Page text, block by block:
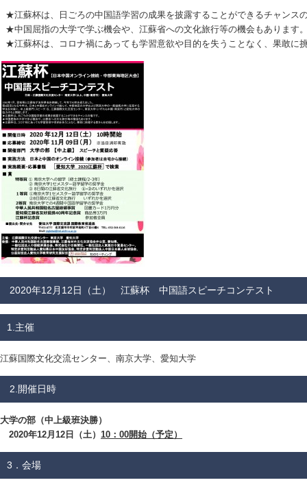
★江蘇杯は、日ごろの中国語学習の成果を披露することができるチャンス
★中国屈指の大学で学ぶ機会や、江蘇省への文化旅行等の機会もあります
★江蘇杯は、コロナ禍にあっても学習意欲や目的を失うことなく、果敢に
2020年12月12日（土） 江蘇杯 中国語スピーチコンテスト
1.主催
江蘇国際文化交流センター、南京大学、愛知大学
2.開催日時
大学の部（中上級班決勝）
2020年12月12日（土） 10：00開始（予定）
3．会場